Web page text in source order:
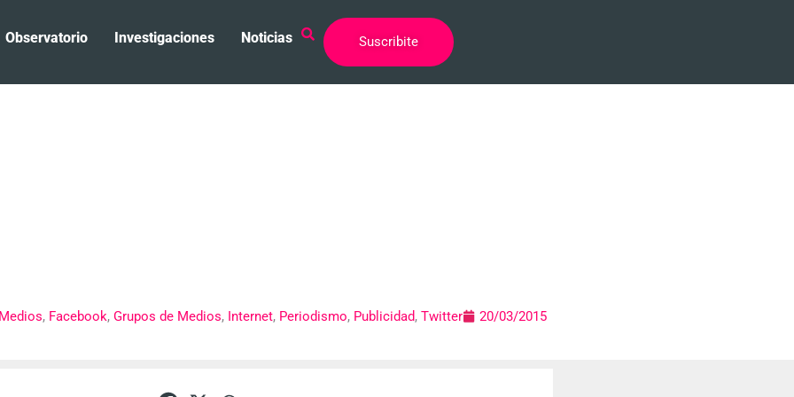
Observatorio Investigaciones Noticias Suscribite
, Facebook, Grupos de Medios, Internet, Periodismo, Publicidad, Twitter 20/03/2015